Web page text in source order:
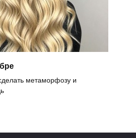
метаморфозу и